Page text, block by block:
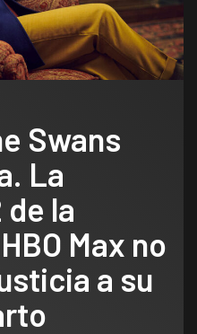
Swans
La
la
Max no
a su